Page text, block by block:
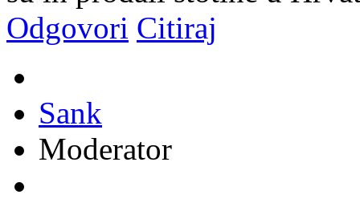
Odgovori Citiraj
Sank
Moderator